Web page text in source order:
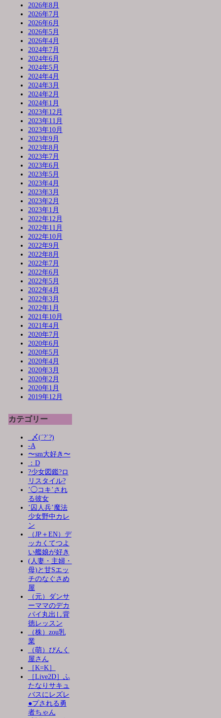
2026年8月
2026年7月
2026年6月
2026年5月
2026年4月
2024年7月
2024年6月
2024年5月
2024年4月
2024年3月
2024年2月
2024年1月
2023年12月
2023年11月
2023年10月
2023年9月
2023年8月
2023年7月
2023年6月
2023年5月
2023年4月
2023年3月
2023年2月
2023年1月
2022年12月
2022年11月
2022年10月
2022年9月
2022年8月
2022年7月
2022年6月
2022年5月
2022年4月
2022年3月
2022年1月
2021年10月
2021年4月
2020年7月
2020年6月
2020年5月
2020年4月
2020年3月
2020年2月
2020年1月
2019年12月
カテゴリー
_〆(´?`?)
-A
〜sm大好き〜
：D
?少女図鑑?ロ
リスタイル?
’◯コキ’され
る彼女
’囚人兵’魔法
少女野中カレ
ン
（JP＋EN）デ
ッカくてつよ
い艦娘が好き
(人妻・主婦・
母)と甘Sエッ
チのなぐさめ
屋
（元）ダンサ
ーママのデカ
パイ丸出し背
徳レッスン
（株）zou乳
業
（萌）ぴんく
屋さん
［K=K］
［Live2D］ふ
たなりサキュ
バスにレズレ
●プされる勇
者ちゃん